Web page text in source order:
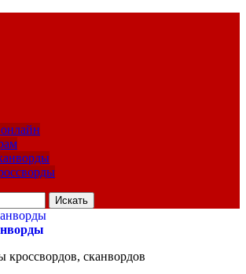
кроссвордов, сканвордов